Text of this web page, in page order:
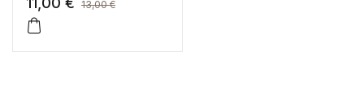
13,00€